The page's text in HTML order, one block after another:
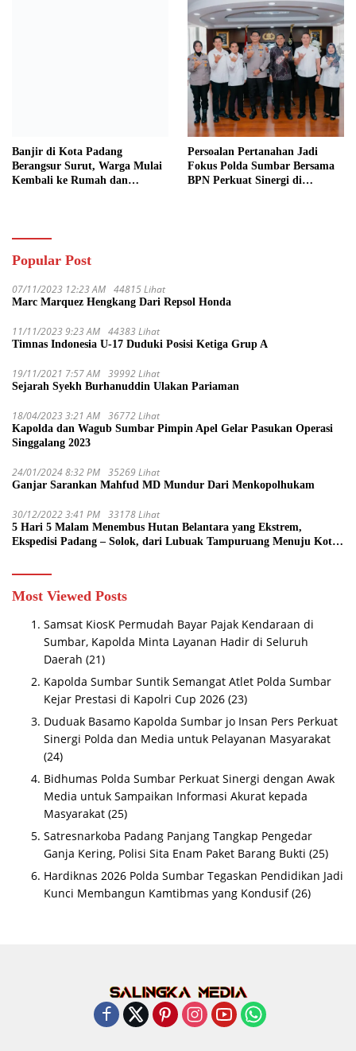
Banjir di Kota Padang
Berangsur Surut, Warga Mulai
Kembali ke Rumah dan
Persoalan Pertanahan Jadi
Fokus Polda Sumbar Bersama
BPN Perkuat Sinergi di
Popular Post
07/11/2023 12:23 AM 44815 Lihat
Marc Marquez Hengkang Dari Repsol Honda
11/11/2023 9:23 AM 44383 Lihat
Timnas Indonesia U-17 Duduki Posisi Ketiga Grup A
19/11/2021 7:57 AM 39992 Lihat
Sejarah Syekh Burhanuddin Ulakan Pariaman
18/04/2023 3:21 AM 36772 Lihat
Kapolda dan Wagub Sumbar Pimpin Apel Gelar Pasukan Operasi
Singgalang 2023
24/01/2024 8:32 PM 35269 Lihat
Ganjar Sarankan Mahfud MD Mundur Dari Menkopolhukam
30/12/2022 3:41 PM 33178 Lihat
5 Hari 5 Malam Menembus Hutan Belantara yang Ekstrem,
Ekspedisi Padang – Solok, dari Lubuak Tampuruang Menuju Koto
Most Viewed Posts
Samsat KiosK Permudah Bayar Pajak Kendaraan di
Sumbar, Kapolda Minta Layanan Hadir di Seluruh
Daerah (21)
Kapolda Sumbar Suntik Semangat Atlet Polda Sumbar
Kejar Prestasi di Kapolri Cup 2026 (23)
Duduak Basamo Kapolda Sumbar jo Insan Pers Perkuat
Sinergi Polda dan Media untuk Pelayanan Masyarakat
(24)
Bidhumas Polda Sumbar Perkuat Sinergi dengan Awak
Media untuk Sampaikan Informasi Akurat kepada
Masyarakat (25)
Satresnarkoba Padang Panjang Tangkap Pengedar
Ganja Kering, Polisi Sita Enam Paket Barang Bukti (25)
Hardiknas 2026 Polda Sumbar Tegaskan Pendidikan Jadi
Kunci Membangun Kamtibmas yang Kondusif (26)